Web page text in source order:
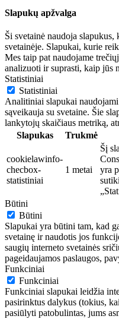
Slapukų apžvalga
Ši svetainė naudoja
svetainėje. Slapukai, kurie
Mes taip pat naudojame
analizuoti ir suprasti, kaip jūs
Statistiniai
Statistiniai
Analitiniai slapukai
sąveikauja su svetaine. Šie
lankytojų skaičiaus metriką,
Slapukas
Trukmė
cookielawinfo-
checbox-
statistiniai
1 metai
Šį
yra
Būtini
Būtini
Slapukai yra būtini tam, kad
svetainę ir naudotis jos
saugių interneto svetainės
pageidaujamos paslaugos,
Funkciniai
Funkciniai
Funkciniai slapukai leidžia
pasirinktus dalykus (tokius,
pasiūlyti patobulintas, jums